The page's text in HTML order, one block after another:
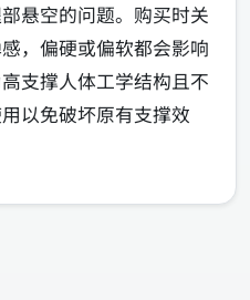
悬空的问题。购买时关
，偏硬或偏软都会影响
支撑人体工学结构且不
以免破坏原有支撑效